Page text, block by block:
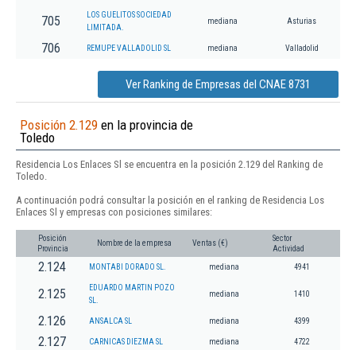
705
LOS GUELITOS SOCIEDAD
LIMITADA.
mediana Asturias
706 REMUPE VALLADOLID SL mediana Valladolid
Ver Ranking de Empresas del CNAE 8731
Posición 2.129 en la provincia de
Toledo
Residencia Los Enlaces Sl se encuentra en la posición 2.129 del Ranking de
Toledo.
A continuación podrá consultar la posición en el ranking de Residencia Los
Enlaces Sl y empresas con posiciones similares:
Posición
Provincia
Nombre de la empresa Ventas (€)
Sector
Actividad
2.124 MONTABI DORADO SL. mediana 4941
2.125
EDUARDO MARTIN POZO
SL.
mediana 1410
2.126 ANSALCA SL mediana 4399
2.127 CARNICAS DIEZMA SL mediana 4722